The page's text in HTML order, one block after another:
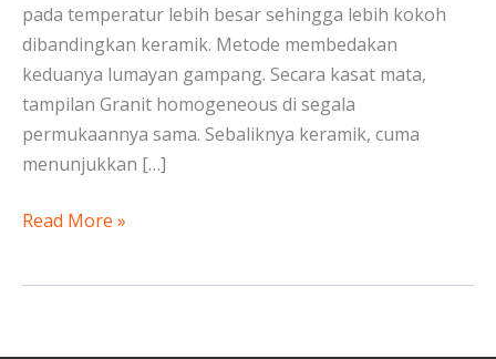
pada temperatur lebih besar sehingga lebih kokoh
dibandingkan keramik. Metode membedakan
keduanya lumayan gampang. Secara kasat mata,
tampilan Granit homogeneous di segala
permukaannya sama. Sebaliknya keramik, cuma
menunjukkan […]
Read More »